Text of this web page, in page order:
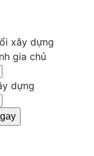
xây dựng
gia chủ
dựng